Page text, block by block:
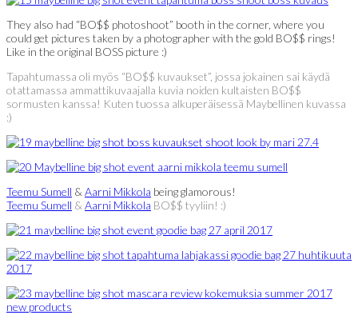
They also had “BO$$ photoshoot” booth in the corner, where you
could get pictures taken by a photographer with the gold BO$$ rings!
Like in the original BOSS picture :)
Tapahtumassa oli myös “BO$$ kuvaukset”, jossa jokainen sai käydä
otattamassa ammattikuvaajalla kuvia noiden kultaisten BO$$
sormusten kanssa! Kuten tuossa alkuperäisessä Maybellinen kuvassa
:)
Teemu Sumell & Aarni Mikkola being glamorous!
Teemu Sumell & Aarni Mikkola BO$$ tyyliin! :)